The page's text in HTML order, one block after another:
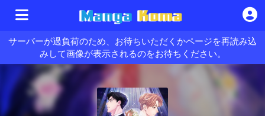
サーバーが過負荷のため、お待ちいただくかページを再読み込
みして画像が表示されるのをお待ちください。